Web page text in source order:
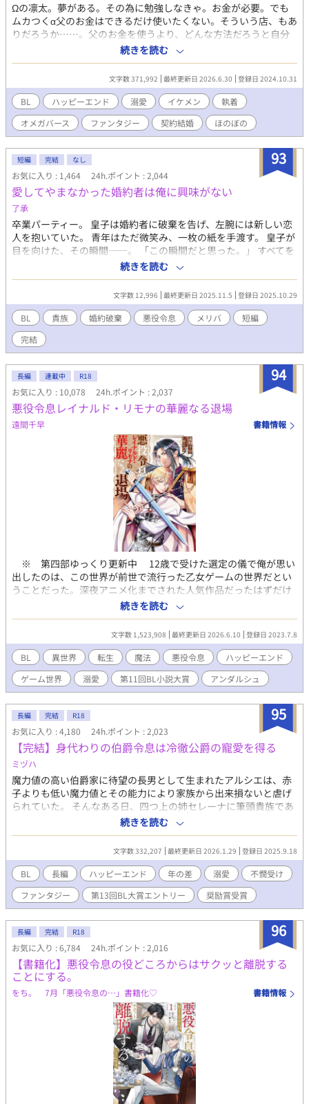
Ωの凛太。夢がある。その為に勉強しなきゃ。お金が必要。でも
ムカつくα父のお金はできるだけ使いたくない。そういう店、もあ
りだろうか……。父のお金を使うより、どんな方法だろうと自分
で稼いだ方がマシ……でもなぁやっぱりなぁ…と悩んでいた凛太
の前に、めちゃくちゃイケメンなαが現れた。 凛太はΩの要素が弱
い。ヒートはあるけど不定期だし、三日こもればなんとかなる。α
のフェロモンも感じないし、自身のも弱い。 なんだろこのイケメ
ン、と思っていたら、話している間に、変な話になってきた。 契
約結婚？ 期間三年？ その間は好きに勉強していい。その後
も、生活の面倒は見る。デメリットは、戸籍にバツイチがつくこ
と。え、全然いいかも……。お願いします！ トリプルエスラン
ク、紫の瞳を持つスーパーαのエリートの瑛士さんの、超高級マン
ション。最上階の隣の部屋。もし番になりたい人が居たら一緒に
暮らしてもいいよとか言うけど、一番勉強がしたいので！ 恋と
か分からないしと断る。 表に夫夫アピールはするけど、それ以外
は絡む必要もない、はずだったのに、なぜか瑛士さんは、オレの
部屋を訪ねてくる。そんな豪華でもない普通のオレのご飯を一緒
に食べるようになる。勉強してる横で、瑛士さんも仕事してる。
「何でここに？」「居心地よくて」「いいですけど」そんな日々
が続く。いろいろ距離がちかくなってきたある時、久しぶりにヒ
ート。三日間こもるんで来ないでください。この期間だけは一応
Ωなんで、と言ったオレに、一緒に居る、と、意味の分からない瑛
士さん。一応抑制剤はお互い打つけど、さすがにヒートは無理。
出てってと言ったら、一人でそんな辛そうにさせてたくない、
と。――ヒートを乗り越えてから関係が変わる。瑛士さん、なん
かやたら、距離が近くてあますぎて。そんな時、色んなツテで、
薬を作る夢の話が盛り上がってくる。Ωの対応や治験に向けて活
動を開始するようになる。夢に少しずつ近づくような。そんな
中、従来の抑制剤の治験の闇やΩたちへの許されない行為を耳に
する。少しずつ証拠をそろえていくと、それを良く思わない連中
が居て――。瑛士さんは、契約結婚をしてでも身辺に煩わしいこ
とをなくしたかったはずなのに、なぜかオレに関わってくる。仕
事も忙しいのに、時間を見つけては、側に居る。なんだか初の感
覚。でもオレ、勉強しなきゃ！なのに…？ と、αに可愛がられて
翻弄されまくる話です。ぜひ✨ 表紙:クボキリツ(@kbk_Ritsu)さ
ま 素敵なイラストをありがとう…🩷✨
続きを読む
文字数 371,992 最終更新日 2026.6.30 登録日 2024.10.31
BL ハッピーエンド 溺愛 イケメン
執着
オメガバース
ファンタジー 契約結婚 ほのぼの
93
短編 完結 なし
お気に入り : 1,464 24h.ポイント : 2,044
愛してやまなかった婚約者は俺に興味がない
了承
卒業パーティー。 皇子は婚約者に破棄を告げ、左腕には新しい恋
人を抱いていた。 青年はただ微笑み、一枚の紙を手渡す。 皇子が
目を向けた、その瞬間——。 「この瞬間だと思った。」 すべてを
愛で終わらせた、沈黙の恋の物語。 IFストーリーあり 誤字あれ
ば報告お願いします！
続きを読む
文字数 12,996 最終更新日 2025.11.5 登録日 2025.10.29
BL 貴族 婚約破棄 悪役令息 メリバ
短編
完結
94
長編 連載中 R18
お気に入り : 10,078 24h.ポイント : 2,037
悪役令息レイナルド・リモナの華麗なる退場
遠間千早 書籍情報
※ 第四部ゆっくり更新中 12歳で受けた選定の儀で俺が思い
出したのは、この世界が前世で流行った乙女ゲームの世界だとい
うことだった。深夜アニメ化までされた人気作品だったはずだけ
ど、よりによって俺はそのゲームの中でも悪役の公爵令息レイナ
ルド・リモナに生まれ変わってしまったのだ。 さらに最悪なこ
とに、俺はそのゲームの中身を全く知らない。乙女ゲームやった
ことなかったし、これから俺の周りで一体何が起こるのか全然わ
からないんですけど……。 内容は知らなくとも、一時期SNSで
トレンド入りして流れてきた不穏なワードは多少なりとも覚えて
いる。 「ダメナルド安定の裏切り」 「約束された末路」 っ
て……怖！ 俺何やらかすの！？ せっかく素敵なファンタジー
の世界なのに急に将来が怖い！ 俺は世界の平和と己の平穏のた
めに、公爵家の次男としてのほのぼの生活を手にするべく堅実に
生きようと固く決心した……はずだったのに気が付いたら同級生
の天才魔法使いの秘密をうっかり知ってしまうし、悪魔召喚を企
てる怪しい陰謀にすっかり巻き込まれてるんですけど？！ 無事
約束された末路まで一直線の予感！？ いやいや俺は退場させて
もらいますから。何がなんでもシナリオから途中退場して世界も
平和で俺も平和なハッピーエンドをこの手で掴むんだ……！ 悪
役になりたくない公爵令息がジタバタする物語。(徐々にBLです。
ご注意ください) 第11回BL小説大賞をいただきました。応援し
てくださった皆様、本当にありがとうございました。(2024年11
続きを読む
文字数 1,523,908 最終更新日 2026.6.10 登録日 2023.7.8
BL 異世界 転生 魔法 悪役令息
ハッピーエンド
ゲーム世界
溺愛 第11回BL小説大賞 アンダルシュ
95
長編 完結 R18
お気に入り : 4,180 24h.ポイント : 2,023
【完結】身代わりの伯爵令息は冷徹公爵の寵愛を得る
ミヅハ
魔力値の高い伯爵家に待望の長男として生まれたアルシエは、赤
子よりも低い魔力値とその能力により家族から出来損ないと虐げ
られていた。 そんなある日、四つ上の姉セレーナに筆頭貴族であ
る公爵家当主ルディウスから縁談が申し込まれたのだが、ルディ
ウスの恐ろしい噂を信じたセレーナは挙式一週間前に姿を消して
しまう。 首が飛ぶ事を恐れたアルシエの父はルディウスに、セレ
ーナが戻ってくるまでアルシエを身代わりとして嫁がせるという
恐ろしい提案をするが、どうしてもセレーナを手に入れたいルデ
ィウスはそれを了承し、逆らえないアルシエは縁繋ぎの為だけに
望まれない花嫁になる事に。 公爵家の誰からも受け入れて貰えな
い中、動物や植物との対話に支えられていたアルシエの元に、療
養を終えた執事長オルウェンが訪れる。 オルウェンの優しさに戸
惑いつつも心を開いていくアルシエだったが、ある日をきっかけ
にルディウスとも少しずつ話すようになり⋯⋯。 冷徹公爵×伯爵
令息 ※印は性的描写あり
続きを読む
文字数 332,207 最終更新日 2026.1.29 登録日 2025.9.18
BL 長編 ハッピーエンド 年の差 溺愛
不憫受け
ファンタジー
第13回BL大賞エントリー 奨励賞受賞
96
長編 完結 R18
お気に入り : 6,784 24h.ポイント : 2,016
【書籍化】悪役令息の役どころからはサクッと離脱する
ことにする。
をち。 7月「悪役令息の…」書籍化♡ 書籍情報